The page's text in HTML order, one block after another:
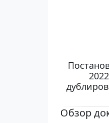
Обзор